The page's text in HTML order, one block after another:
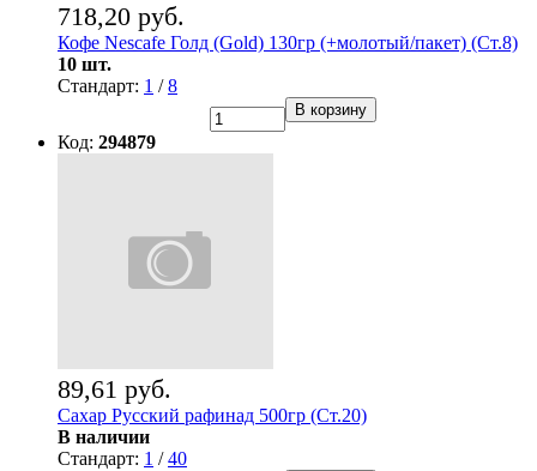
718,20 руб.
Кофе Nescafe Голд (Gold) 130гр (+молотый/пакет) (Ст.8)
10 шт.
Стандарт: 1 /8
В корзину
Код: 294879
89,61 руб.
Сахар Русский рафинад 500гр (Ст.20)
В наличии
Стандарт: 1 /40